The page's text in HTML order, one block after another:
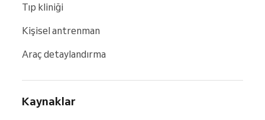
Tıp kliniği
Kişisel antrenman
Araç detaylandırma
Kaynaklar